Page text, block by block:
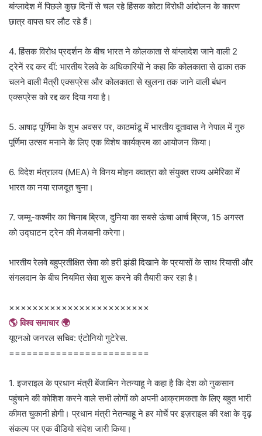
बांग्लादेश में पिछले कुछ दिनों से चल रहे हिंसक कोटा विरोधी आंदोलन के कारण
छात्र वापस घर लौट रहे हैं।
4. हिंसक विरोध प्रदर्शन के बीच भारत ने कोलकाता से बांग्लादेश जाने वाली 2
ट्रेनें रद्द कर दीं: भारतीय रेलवे के अधिकारियों ने कहा कि कोलकाता से ढाका तक
चलने वाली मैत्री एक्सप्रेस और कोलकाता से खुलना तक जाने वाली बंधन
एक्सप्रेस को रद्द कर दिया गया है।
5. आषाढ़ पूर्णिमा के शुभ अवसर पर, काठमांडू में भारतीय दूतावास ने नेपाल में गुरु
पूर्णिमा उत्सव मनाने के लिए एक विशेष कार्यक्रम का आयोजन किया।
6. विदेश मंत्रालय (MEA) ने विनय मोहन क्वात्रा को संयुक्त राज्य अमेरिका में
भारत का नया राजदूत चुना।
7. जम्मू-कश्मीर का चिनाब ब्रिज, दुनिया का सबसे ऊंचा आर्च ब्रिज, 15 अगस्त
को उद्घाटन ट्रेन की मेजबानी करेगा।
भारतीय रेलवे बहुप्रतीक्षित सेवा को हरी झंडी दिखाने के प्रयासों के साथ रियासी और
संगलदान के बीच नियमित सेवा शुरू करने की तैयारी कर रहा है।
××××××××××××××××××××××××
🌎 विश्व समाचार 🌍
यूएनओ जनरल सचिव: एंटोनियो गुटेरेस.
========================
1. इजराइल के प्रधान मंत्री बेंजामिन नेतन्याहू ने कहा है कि देश को नुकसान
पहुंचाने की कोशिश करने वाले सभी लोगों को अपनी आक्रामकता के लिए बहुत भारी
कीमत चुकानी होगी। प्रधान मंत्री नेतन्याहू ने हर मोर्चे पर इज़राइल की रक्षा के दृढ़
संकल्प पर एक वीडियो संदेश जारी किया।